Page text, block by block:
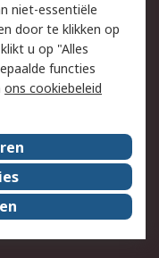
veiligheid
ons
bij RS
niet-essentiële
door te klikken op
u op "Alles
functies
ons cookiebeleid